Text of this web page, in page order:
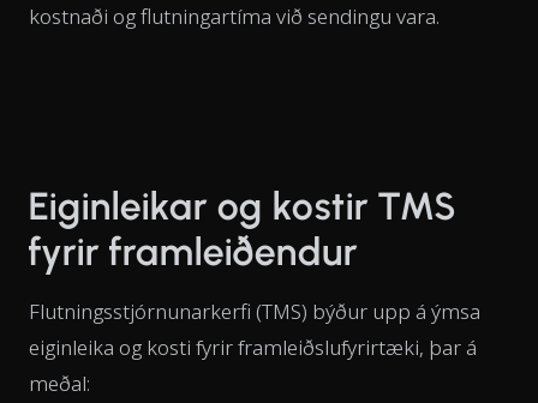
kostnaði og flutningartíma við sendingu vara.
Eiginleikar og kostir TMS
fyrir framleiðendur
Flutningsstjórnunarkerfi (TMS) býður upp á ýmsa
eiginleika og kosti fyrir framleiðslufyrirtæki, þar á
meðal: